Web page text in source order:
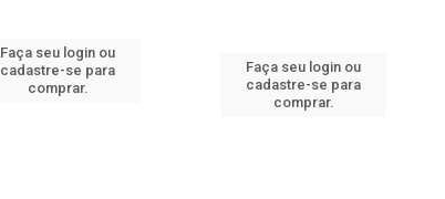
Faça seu login ou
cadastre-se para
comprar.
Faça seu login ou
cadastre-se para
comprar.